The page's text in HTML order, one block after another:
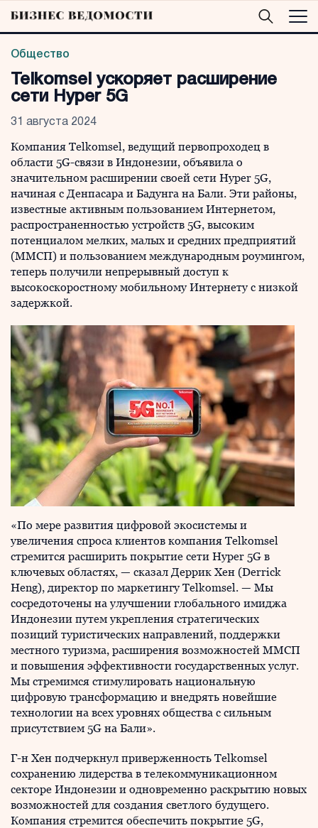
Общество
Telkomsel ускоряет расширение
сети Hyper 5G
31 августа 2024
Компания Telkomsel, ведущий первопроходец в
области 5G-связи в Индонезии, объявила о
значительном расширении своей сети Hyper 5G,
начиная с Денпасара и Бадунга на Бали. Эти районы,
известные активным пользованием Интернетом,
распространенностью устройств 5G, высоким
потенциалом мелких, малых и средних предприятий
(ММСП) и пользованием международным роумингом,
теперь получили непрерывный доступ к
высокоскоростному мобильному Интернету с низкой
задержкой.
«По мере развития цифровой экосистемы и
увеличения спроса клиентов компания Telkomsel
стремится расширить покрытие сети Hyper 5G в
ключевых областях, — сказал Деррик Хен (Derrick
Heng), директор по маркетингу Telkomsel. — Мы
сосредоточены на улучшении глобального имиджа
Индонезии путем укрепления стратегических
позиций туристических направлений, поддержки
местного туризма, расширения возможностей ММСП
и повышения эффективности государственных услуг.
Мы стремимся стимулировать национальную
цифровую трансформацию и внедрять новейшие
технологии на всех уровнях общества с сильным
присутствием 5G на Бали».
Г-н Хен подчеркнул приверженность Telkomsel
сохранению лидерства в телекоммуникационном
секторе Индонезии и одновременно раскрытию новых
возможностей для создания светлого будущего.
Компания стремится обеспечить покрытие 5G,